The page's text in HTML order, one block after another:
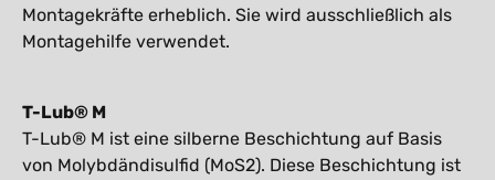
Montagekräfte erheblich. Sie wird ausschließlich als
Montagehilfe verwendet.
T-Lub® M
T-Lub® M ist eine silberne Beschichtung auf Basis
von Molybdändisulfid (MoS2). Diese Beschichtung ist